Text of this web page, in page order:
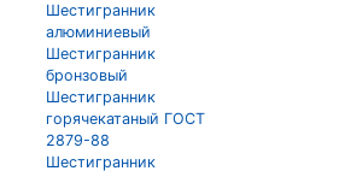
Шестигранник
алюминиевый
Шестигранник
бронзовый
Шестигранник
горячекатаный ГОСТ
2879-88
Шестигранник